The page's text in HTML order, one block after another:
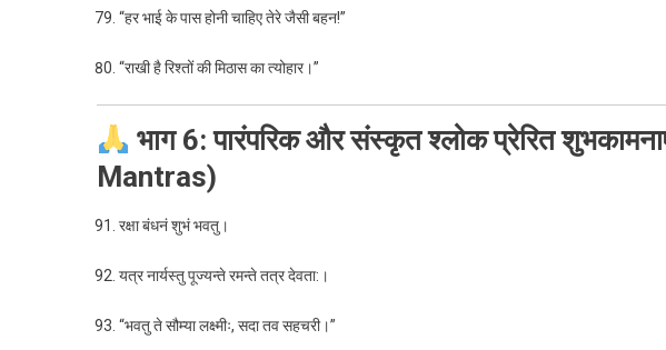
“हर भाई के पास होनी चाहिए तेरे जैसी बहन!”
“राखी है रिश्तों की मिठास का त्योहार।”
भाग 6: पारंपरिक और संस्कृत श्लोक प्रेरित
Mantras)
रक्षा बंधनं शुभं भवतु।
यत्र नार्यस्तु पूज्यन्ते रमन्ते तत्र देवता:।
“भवतु ते सौम्या लक्ष्मीः, सदा तव सहचरी।”